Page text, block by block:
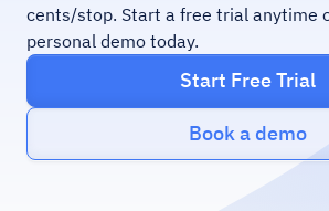
cents/stop. Start a free trial anytime
personal demo today.
Start Free Trial
Book a demo